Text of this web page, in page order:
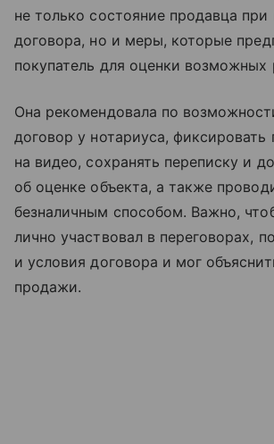
не только состояние продавца при
договора, но и меры, которые
покупатель для оценки возможных
Она рекомендовала по
договор у нотариуса, фиксировать
на видео, сохранять переписку и
об оценке объекта, а также
безналичным способом. Важно,
лично участвовал в переговорах,
и условия договора и мог
продажи.